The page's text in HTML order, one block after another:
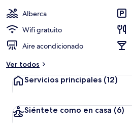
Alberca
Wifi gratuito
Aire acondicionado
Ver todos
Servicios principales (12)
Siéntete como en casa (6)